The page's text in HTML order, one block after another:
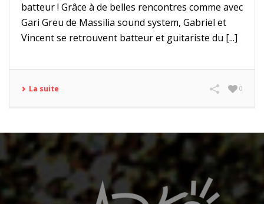
batteur ! Grâce à de belles rencontres comme avec
Gari Greu de Massilia sound system, Gabriel et
Vincent se retrouvent batteur et guitariste du [...]
La suite 0